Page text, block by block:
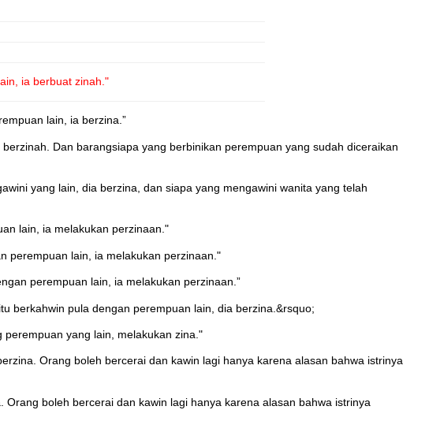
ia berbuat zinah."
lain, ia berzina.”
Dan barangsiapa yang berbinikan perempuan yang sudah diceraikan
yang lain, dia berzina, dan siapa yang mengawini wanita yang telah
lain, ia melakukan perzinaan."
perempuan lain, ia melakukan perzinaan."
perempuan lain, ia melakukan perzinaan.”
berkahwin pula dengan perempuan lain, dia berzina.&rsquo;
yang lain, melakukan zina."
Orang boleh bercerai dan kawin lagi hanya karena alasan bahwa istrinya
boleh bercerai dan kawin lagi hanya karena alasan bahwa istrinya